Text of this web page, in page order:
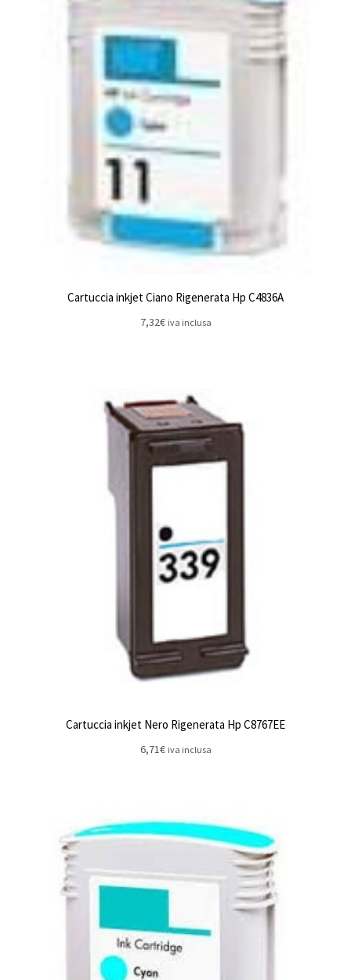
Cartuccia inkjet Ciano Rigenerata Hp C4836A
7,32€ iva inclusa
Cartuccia inkjet Nero Rigenerata Hp C8767EE
6,71€ iva inclusa